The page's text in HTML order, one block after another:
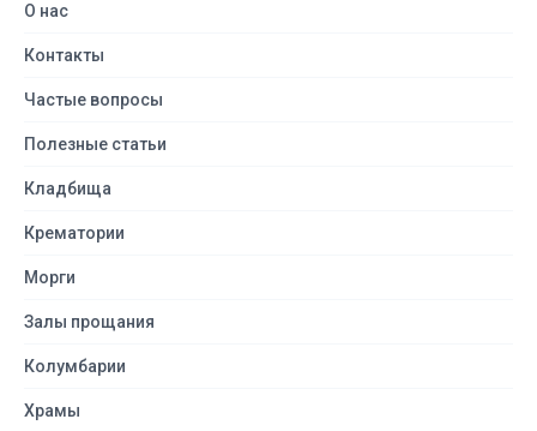
О нас
Контакты
Частые вопросы
Полезные статьи
Кладбища
Крематории
Морги
Залы прощания
Колумбарии
Храмы